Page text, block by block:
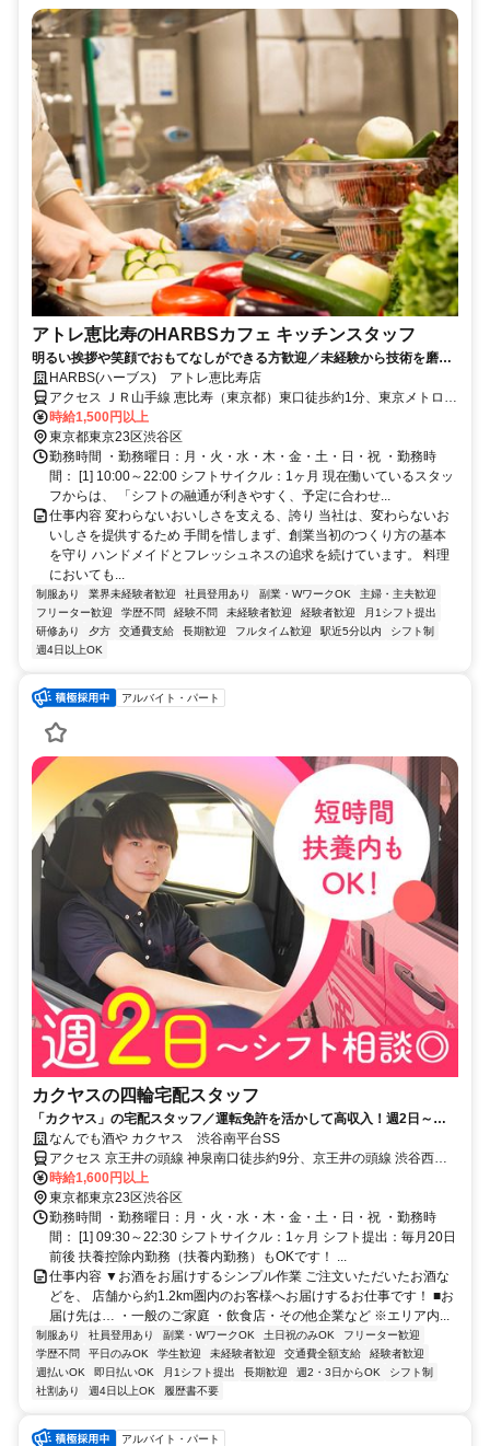
アトレ恵比寿のHARBSカフェ キッチンスタッフ
明るい挨拶や笑顔でおもてなしができる方歓迎／未経験から技術を磨
き、しっかり稼げる HARBS のキッチン募集
HARBS(ハーブス) アトレ恵比寿店
アクセス ＪＲ山手線 恵比寿（東京都）東口徒歩約1分、東京メトロ日
比谷線 恵比寿（東京都）東口徒歩約1分、ＪＲ埼京線/りんかい線 恵
比寿（東京都）東口徒歩約1分
時給1,500円以上
東京都東京23区渋谷区
勤務時間 ・勤務曜日：月・火・水・木・金・土・日・祝 ・勤務時
間： [1] 10:00～22:00 シフトサイクル：1ヶ月 現在働いているスタッ
フからは、 「シフトの融通が利きやすく、予定に合わせ...
仕事内容 変わらないおいしさを支える、誇り 当社は、変わらないお
いしさを提供するため 手間を惜しまず、創業当初のつくり方の基本
を守り ハンドメイドとフレッシュネスの追求を続けています。 料理
においても...
制服あり 業界未経験者歓迎 社員登用あり 副業・WワークOK
主婦・主夫歓迎
フリーター歓迎
学歴不問 経験不問 未経験者歓迎 経験者歓迎
月1シフト提出
研修あり
夕方 交通費支給 長期歓迎 フルタイム歓迎 駅近5分以内
シフト制
週4日以上OK
アルバイト・パート
カクヤスの四輪宅配スタッフ
「カクヤス」の宅配スタッフ／運転免許を活かして高収入！週2日～、
シフト自由◎
なんでも酒や カクヤス 渋谷南平台SS
アクセス 京王井の頭線 神泉南口徒歩約9分、京王井の頭線 渋谷西口
(京王)徒歩約12分、東急田園都市線 渋谷西口(京王)徒歩約12分 ※マイ
カー（車・バイク）通勤不可
時給1,600円以上
東京都東京23区渋谷区
勤務時間 ・勤務曜日：月・火・水・木・金・土・日・祝 ・勤務時
間： [1] 09:30～22:30 シフトサイクル：1ヶ月 シフト提出：毎月20日
前後 扶養控除内勤務（扶養内勤務）もOKです！ ...
仕事内容 ▼お酒をお届けするシンプル作業 ご注文いただいたお酒な
どを、 店舗から約1.2km圏内のお客様へお届けするお仕事です！ ■お
届け先は… ・一般のご家庭 ・飲食店・その他企業など ※エリア内...
制服あり 社員登用あり 副業・WワークOK 土日祝のみOK
フリーター歓迎
学歴不問
平日のみOK 学生歓迎 未経験者歓迎 交通費全額支給
経験者歓迎
週払いOK
即日払いOK 月1シフト提出 長期歓迎 週2・3日からOK
シフト制
社割あり
週4日以上OK 履歴書不要
アルバイト・パート